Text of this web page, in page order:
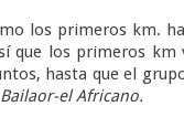
los primeros km.
que los primeros km
hasta que el
el Africano.